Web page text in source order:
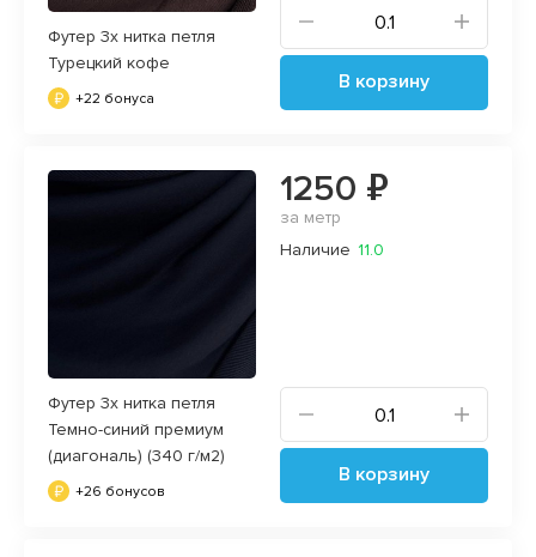
Футер 3х нитка петля
Турецкий кофе
+22 бонуса
В корзину
Футер 3х нитка петля
Темно-синий премиум
(диагональ) (340 г/м2)
+26 бонусов
1250 ₽
за метр
Наличие 11.0
В корзину